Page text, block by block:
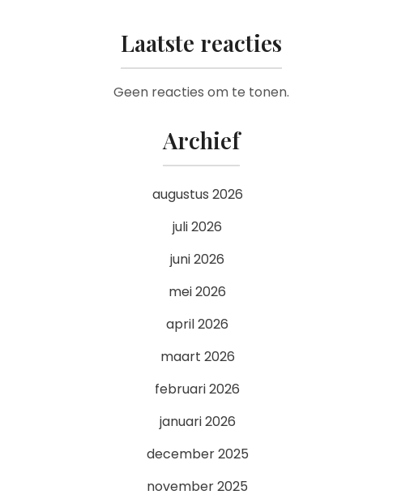
Laatste reacties
Geen reacties om te tonen.
Archief
augustus 2026
juli 2026
juni 2026
mei 2026
april 2026
maart 2026
februari 2026
januari 2026
december 2025
november 2025